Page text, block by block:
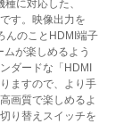
に対応した、
す。映像出力を
んのことHDMI端子
が楽しめるよう
ダードな「HDMI
ますので、より手
画質で楽しめるよ
り替えスイッチを